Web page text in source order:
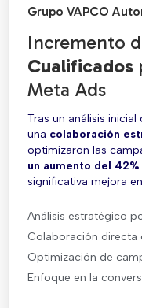
Grupo VAPCO
Incremento
Cualificados
Meta Ads
Tras un análisis
una colaboración
optimizaron las
un aumento del 42%
significativa mejora
Análisis estratégico
Colaboración directa
Optimización de
Enfoque en la